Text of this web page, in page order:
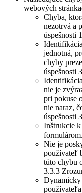
webových
Chyba,
nezotrvá a
úspešnosti
jednotná,
chyby
úspešnosti
nie je
pri pokuse
nie naraz,
úspešnosti
Inštrukcie k
Nie je
používateľ
túto chybu
3.3.3
Dynamicky